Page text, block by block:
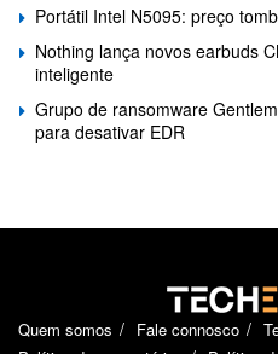
Portátil Intel N5095: preço
Nothing lança novos earbuds
inteligente
Grupo de ransomware
para desativar EDR
Quem somos Fale connosco